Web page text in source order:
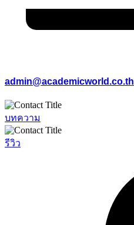
admin@academicworld.co.th
บทความ
รีวิว